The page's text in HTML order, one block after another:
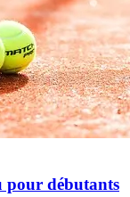
pour débutants